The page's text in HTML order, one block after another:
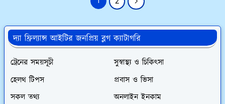
দ্যা ফ্রিল্যান্স আইটির জনপ্রিয় ব্লগ ক্যাটাগরি
ট্রেনের সময়সূচী
সুস্বাস্থ্য ও চিকিৎসা
হেলথ টিপস
প্রবাস ও ভিসা
সকল তথ্য
অনলাইন ইনকাম